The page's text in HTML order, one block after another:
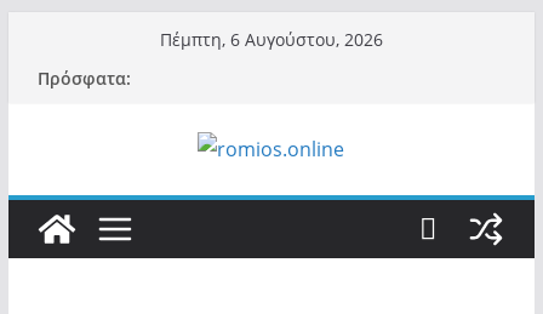
περιεχόμενο
Πέμπτη, 6 Αυγούστου, 2026
Πρόσφατα: